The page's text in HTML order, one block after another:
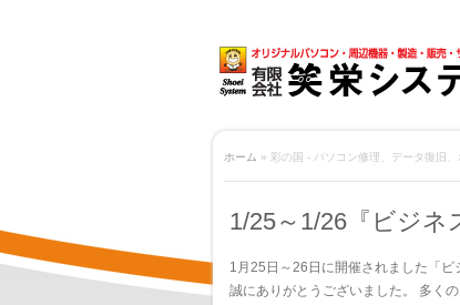
ホーム » 彩の国 - パソコン修理、データ復旧
1/25～1/26『ビジ
1月25日～26日に開催されました「ビ
誠にありがとうございました。 多く